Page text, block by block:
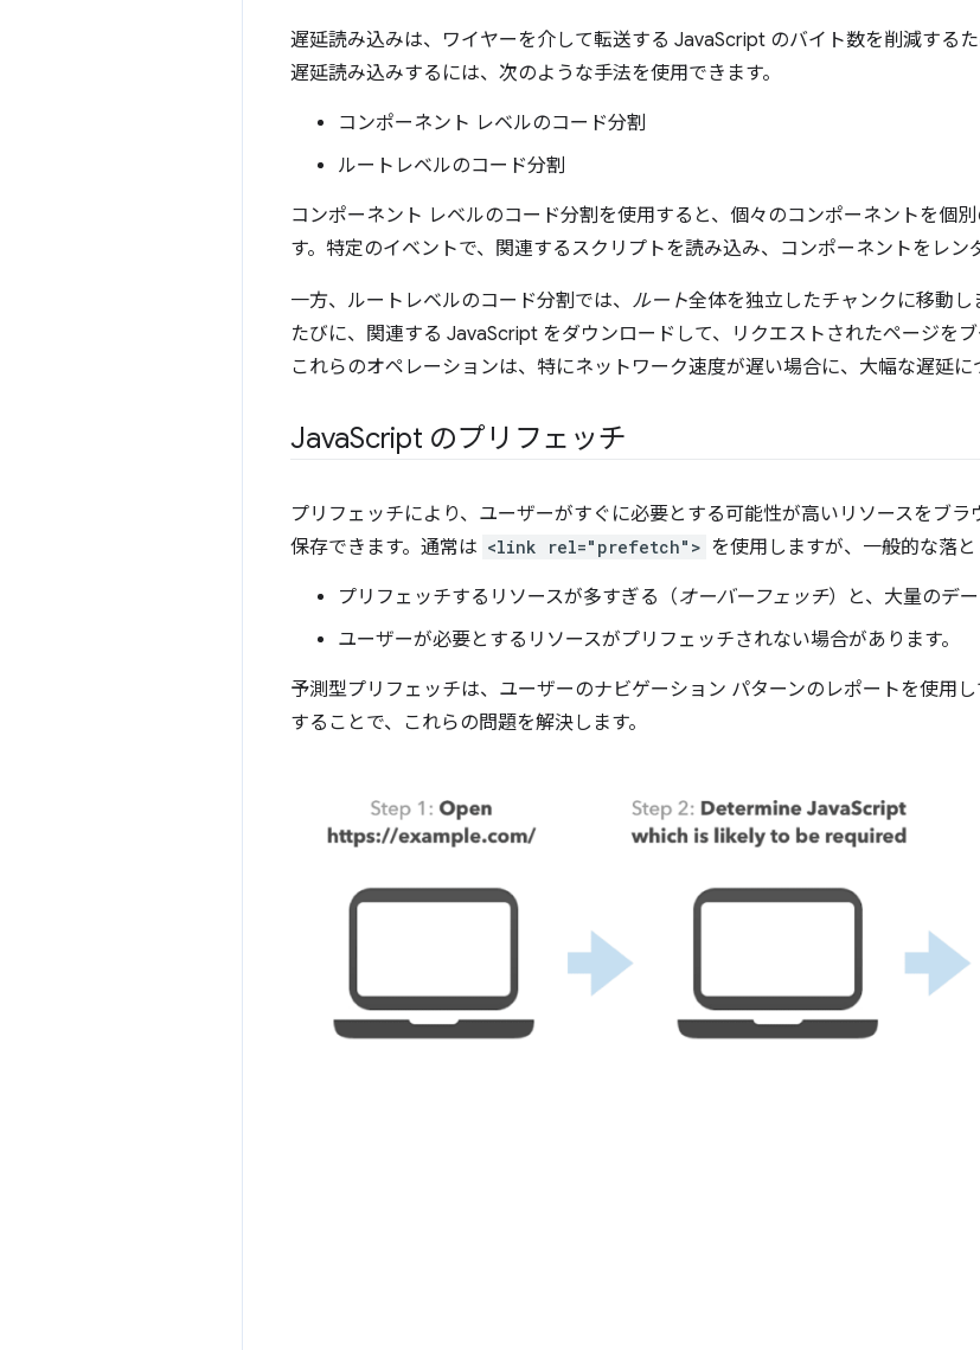
遅延読み込みは、ワイヤーを介して転送する JavaScript のバイト数を削減する
遅延読み込みするには、次のような手法を使用できます。
コンポーネント レベルのコード分割
ルートレベルのコード分割
コンポーネント レベルのコード分割を使用すると、個々のコンポーネントを個
す。特定のイベントで、関連するスクリプトを読み込み、コンポーネントをレン
一方、ルートレベルのコード分割では、 ルート全体を独立したチャンクに移動
たびに、関連する JavaScript をダウンロードして、リクエストされたページを
これらのオペレーションは、特にネットワーク速度が遅い場合に、大幅な遅延に
JavaScript のプリフェッチ
プリフェッチにより、ユーザーがすぐに必要とする可能性が高いリソースをブ
保存できます。通常は <link rel="prefetch"> を使用しますが、一般的な落と
プリフェッチするリソースが多すぎる（オーバーフェッチ）と、大量のデー
ユーザーが必要とするリソースがプリフェッチされない場合があります。
予測型プリフェッチは、ユーザーのナビゲーション パターンのレポートを使用
することで、これらの問題を解決します。